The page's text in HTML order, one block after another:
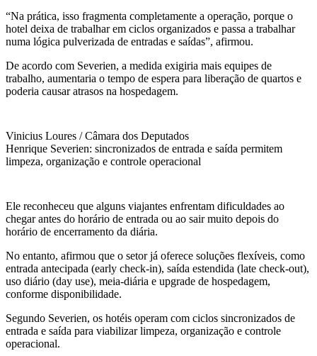
“Na prática, isso fragmenta completamente a operação, porque o
hotel deixa de trabalhar em ciclos organizados e passa a trabalhar
numa lógica pulverizada de entradas e saídas”, afirmou.
De acordo com Severien, a medida exigiria mais equipes de
trabalho, aumentaria o tempo de espera para liberação de quartos e
poderia causar atrasos na hospedagem.
Vinicius Loures / Câmara dos Deputados
Henrique Severien: sincronizados de entrada e saída permitem
limpeza, organização e controle operacional
Ele reconheceu que alguns viajantes enfrentam dificuldades ao
chegar antes do horário de entrada ou ao sair muito depois do
horário de encerramento da diária.
No entanto, afirmou que o setor já oferece soluções flexíveis, como
entrada antecipada (early check-in), saída estendida (late check-out),
uso diário (day use), meia-diária e upgrade de hospedagem,
conforme disponibilidade.
Segundo Severien, os hotéis operam com ciclos sincronizados de
entrada e saída para viabilizar limpeza, organização e controle
operacional.